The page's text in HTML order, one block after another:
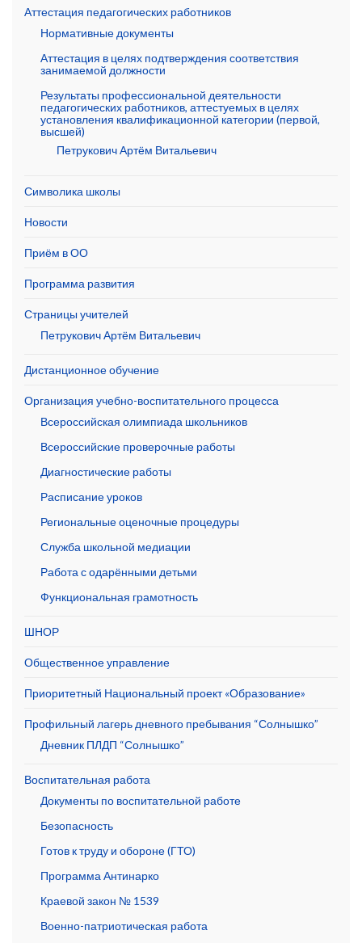
Аттестация педагогических работников
Нормативные документы
Аттестация в целях подтверждения соответствия
занимаемой должности
Результаты профессиональной деятельности
педагогических работников, аттестуемых в целях
установления квалификационной категории (первой,
высшей)
Петрукович Артём Витальевич
Символика школы
Новости
Приём в ОО
Программа развития
Страницы учителей
Петрукович Артём Витальевич
Дистанционное обучение
Организация учебно-воспитательного процесса
Всероссийская олимпиада школьников
Всероссийские проверочные работы
Диагностические работы
Расписание уроков
Региональные оценочные процедуры
Служба школьной медиации
Работа с одарёнными детьми
Функциональная грамотность
ШНОР
Общественное управление
Приоритетный Национальный проект «Образование»
Профильный лагерь дневного пребывания “Солнышко”
Дневник ПЛДП “Солнышко”
Воспитательная работа
Документы по воспитательной работе
Безопасность
Готов к труду и обороне (ГТО)
Программа Антинарко
Краевой закон № 1539
Военно-патриотическая работа